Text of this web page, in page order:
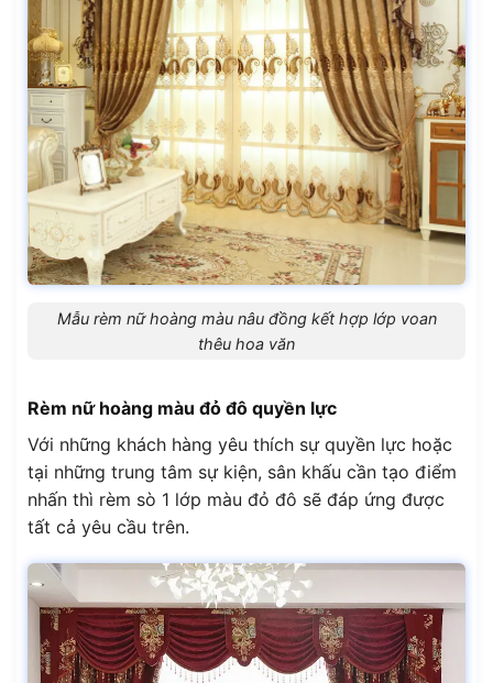
Mẫu rèm nữ hoàng màu nâu đồng kết hợp lớp voan
thêu hoa văn
Rèm nữ hoàng màu đỏ đô quyền lực
Với những khách hàng yêu thích sự quyền lực hoặc
tại những trung tâm sự kiện, sân khấu cần tạo điểm
nhấn thì rèm sò 1 lớp màu đỏ đô sẽ đáp ứng được
tất cả yêu cầu trên.